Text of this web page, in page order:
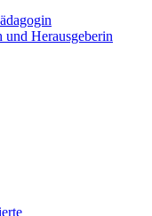
und Herausgeberin